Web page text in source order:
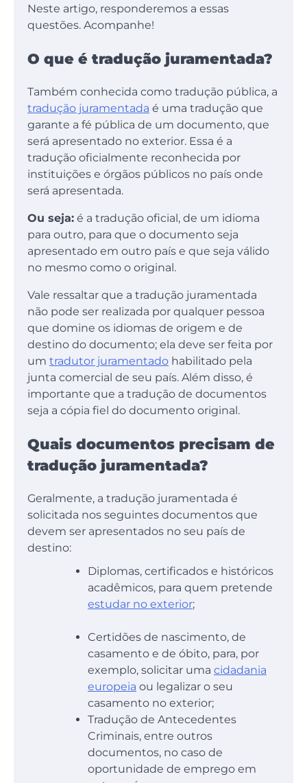
Neste artigo, responderemos a essas
questões. Acompanhe!
O que é tradução juramentada?
Também conhecida como tradução pública, a
tradução juramentada é uma tradução que
garante a fé pública de um documento, que
será apresentado no exterior. Essa é a
tradução oficialmente reconhecida por
instituições e órgãos públicos no país onde
será apresentada.
Ou seja: é a tradução oficial, de um idioma
para outro, para que o documento seja
apresentado em outro país e que seja válido
no mesmo como o original.
Vale ressaltar que a tradução juramentada
não pode ser realizada por qualquer pessoa
que domine os idiomas de origem e de
destino do documento; ela deve ser feita por
um tradutor juramentado habilitado pela
junta comercial de seu país. Além disso, é
importante que a tradução de documentos
seja a cópia fiel do documento original.
Quais documentos precisam de
tradução juramentada?
Geralmente, a tradução juramentada é
solicitada nos seguintes documentos que
devem ser apresentados no seu país de
destino:
Diplomas, certificados e históricos
acadêmicos, para quem pretende
estudar no exterior;
Certidões de nascimento, de
casamento e de óbito, para, por
exemplo, solicitar uma cidadania
europeia ou legalizar o seu
casamento no exterior;
Tradução de Antecedentes
Criminais, entre outros
documentos, no caso de
oportunidade de emprego em